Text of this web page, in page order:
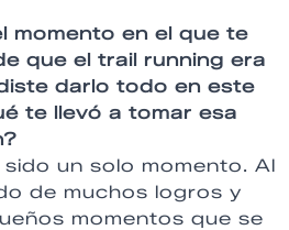
momento en el que te
que el trail running era
darlo todo en este
te llevó a tomar esa
un solo momento. Al
de muchos logros y
momentos que se